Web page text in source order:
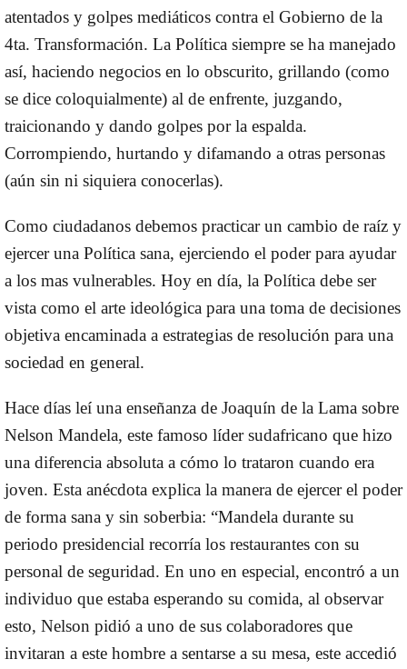
atentados y golpes mediáticos contra el Gobierno de la
4ta. Transformación. La Política siempre se ha manejado
así, haciendo negocios en lo obscurito, grillando (como
se dice coloquialmente) al de enfrente, juzgando,
traicionando y dando golpes por la espalda.
Corrompiendo, hurtando y difamando a otras personas
(aún sin ni siquiera conocerlas).
Como ciudadanos debemos practicar un cambio de raíz y
ejercer una Política sana, ejerciendo el poder para ayudar
a los mas vulnerables. Hoy en día, la Política debe ser
vista como el arte ideológica para una toma de decisiones
objetiva encaminada a estrategias de resolución para una
sociedad en general.
Hace días leí una enseñanza de Joaquín de la Lama sobre
Nelson Mandela, este famoso líder sudafricano que hizo
una diferencia absoluta a cómo lo trataron cuando era
joven. Esta anécdota explica la manera de ejercer el poder
de forma sana y sin soberbia: “Mandela durante su
periodo presidencial recorría los restaurantes con su
personal de seguridad. En uno en especial, encontró a un
individuo que estaba esperando su comida, al observar
esto, Nelson pidió a uno de sus colaboradores que
invitaran a este hombre a sentarse a su mesa, este accedió